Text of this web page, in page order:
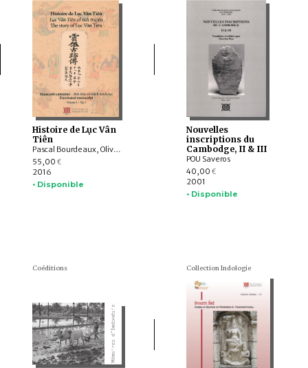
Histoire de Lục Vân
Tiên
Pascal Bourdeaux, Olivier TESSIER
55,00 €
2016
• Disponible
Nouvelles
inscriptions du
Cambodge, II & III
POU Saveros
40,00 €
2001
• Disponible
Coéditions Collection Indologie